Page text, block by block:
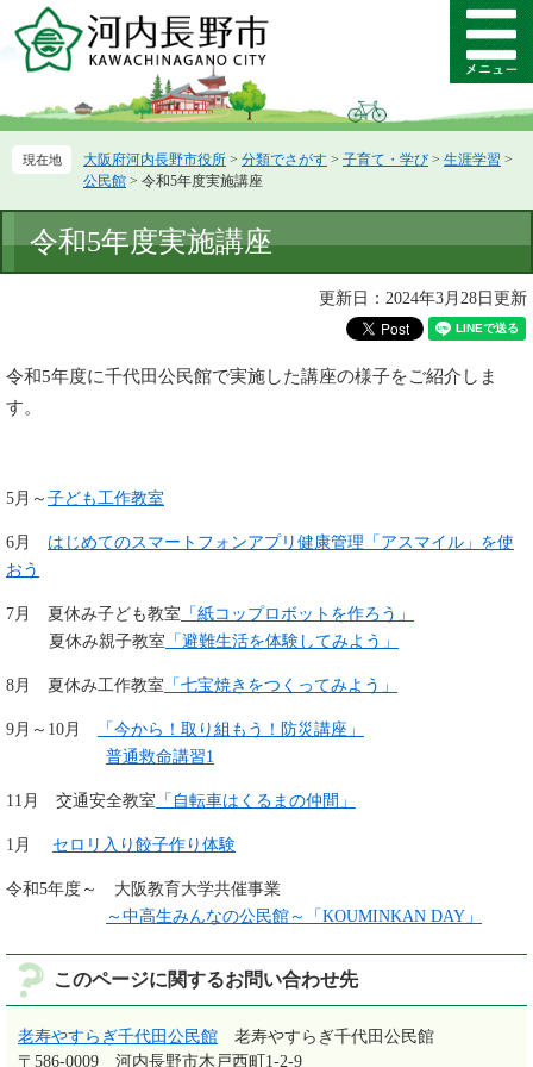
ー
先
ニ
を
て
メ
ニ
ー
大阪府河内長野市役所 > 分類でさがす > 子育て・学び > 生涯学習 >
公民館 > 令和5年度実施講座
文
令和5年度実施講座
更新日：2024年3月28日更新
令和5年度に千代田公民館で実施した講座の様子をご紹介しま
す。
5月～ 子ども工作教室
6月 はじめてのスマートフォンアプリ健康管理「アスマイル」を使
おう
7月 夏休み子ども教室 「紙コップロボットを作ろう」
夏休み親子教室 「避難生活を体験してみよう」
8月 夏休み工作教室 「七宝焼きをつくってみよう」
9月～10月
「今から！取り組もう！防災講座」
普通救命講習1
11月 交通安全教室 「自転車はくるまの仲間」
1月 セロリ入り餃子作り体験
令和5年度～ 大阪教育大学共催事業
～中高生みんなの公民館～「KOUMINKAN DAY」
このページに関するお問い合わせ先
老寿やすらぎ千代田公民館
老寿やすらぎ千代田公民館
〒586-0009
河内長野市木戸西町1-2-9